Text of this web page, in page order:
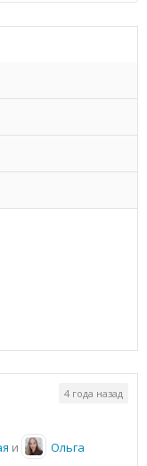
и
Ольга
4 года назад